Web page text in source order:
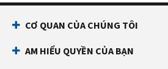
CƠ QUAN CỦA CHÚNG TÔI
AM HIỂU QUYỀN CỦA BẠN